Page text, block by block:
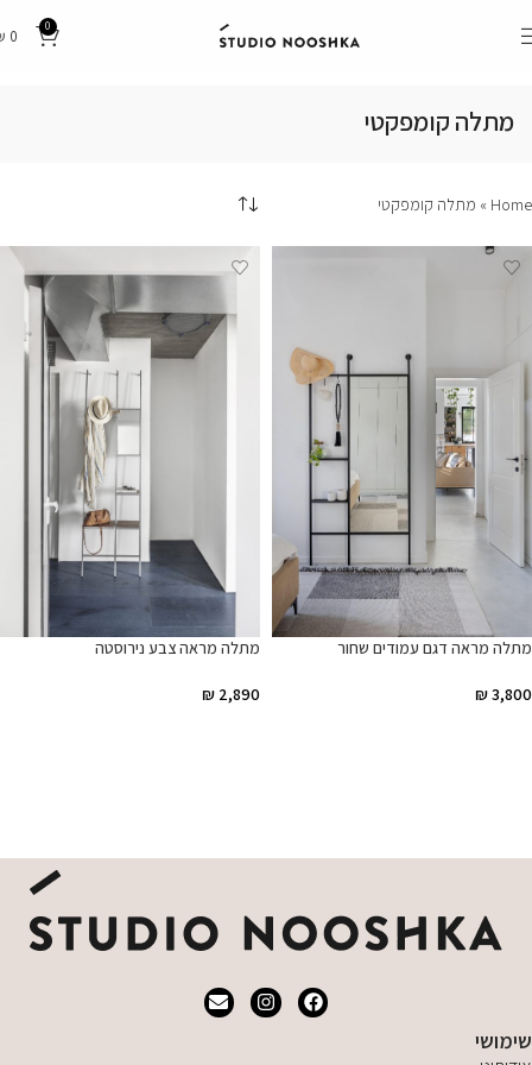
0
0
מתלה קומפקטי
Home
» מתלה קומפקטי
מתלה מראה דגם עמודים שחור
₪3,800
מתלה מראה צבע נירוסטה
₪ 2,890
שימושי